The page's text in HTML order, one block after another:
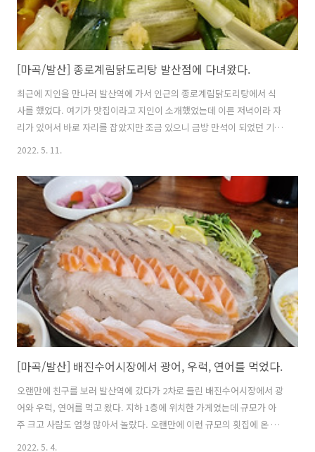
[마곡/발산] 종로계림닭도리탕 발산점에 다녀왔다.
최근에 지인을 만나러 발산역에 가서 인근의 종로계림닭도리탕에서 식
사를 했었다. 여기가 맛집이라고 지인이 소개했었는데 이른 저녁이라 자
리가 있어서 바로 자리를 잡았지만 조금 있으니 금방 만석이 되었던 기억
이 난다. 소주 한 잔하면서 먹었는데 닭도리탕이 익어갈수록 더욱 맛있었
2022. 5. 11.
[마곡/발산] 배진수어시장에서 광어, 우럭, 연어를 먹었다.
오랜만에 친구를 보러 발산역에 갔다가 2차로 들린 배진수어시장에서 광
어와 우럭, 연어를 먹고 왔다. 지하 1층에 위치한 가게였는데 규모가 아
주 크고 사람도 엄청 많아서 놀랐다. 오랜만에 이런 규모의 횟집에 온 것
이라 감회가 새로웠다. 코로나 관련 규제가 줄어들고 있구나를 체감한다.
2022. 5. 4.